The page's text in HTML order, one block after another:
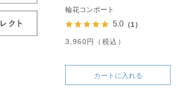
輪花コンポート
5.0 （1）
3,960円（税込）
カートに入れる